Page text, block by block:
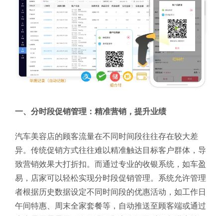
一、分时段促销管理：精准营销，提升业绩
汽车美容店的顾客流量在不同时间段往往存在较大差
异。传统促销方式往往难以精准触达目标客户群体，导
致营销效果大打折扣。而通过专业的收银系统，如车盈
易，店家可以轻松实现分时段促销管理。系统允许管理
者根据历史数据设定不同时间段的优惠活动，如工作日
午间特惠、周末全家套餐等，自动推送至顾客端或通过